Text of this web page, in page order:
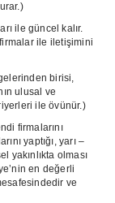
ile güncel kalır.
firmalar ile iletişimini
birisi,
ulusal ve
ile övünür.)
firmalarını
yaptığı, yarı –
yakınlıkta olması
en değerli
ve